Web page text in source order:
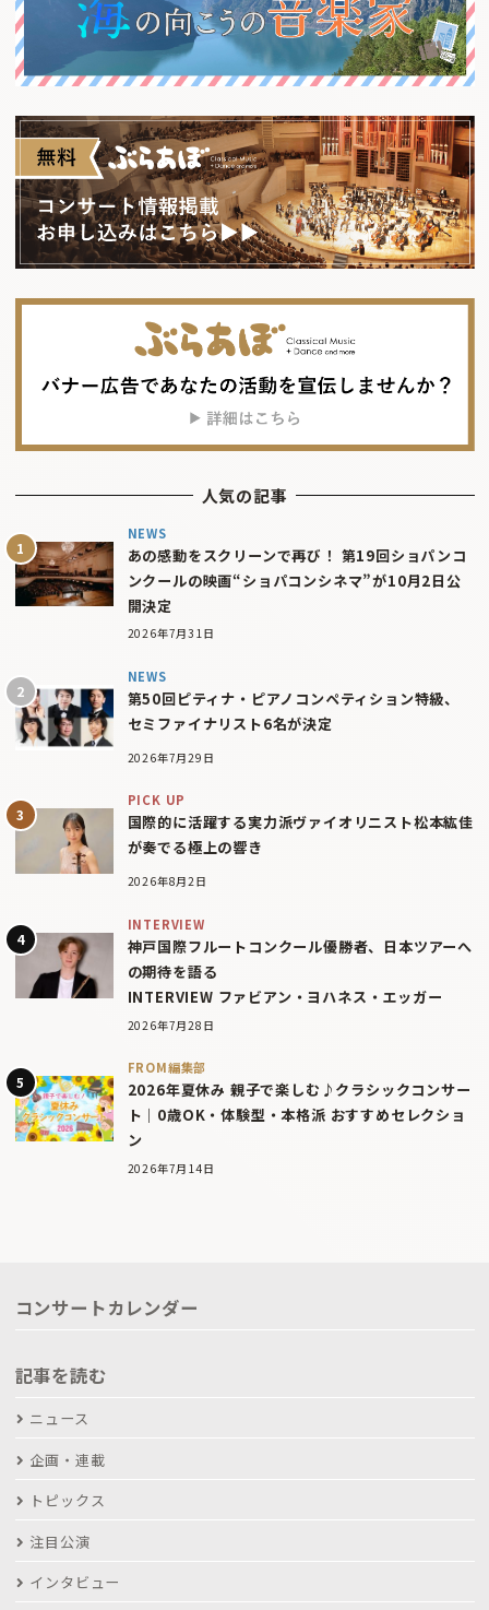
人気の記事
NEWS
あの感動をスクリーンで再び！ 第19回ショパンコ
ンクールの映画“ショパコンシネマ”が10月2日公
開決定
2026年7月31日
NEWS
第50回ピティナ・ピアノコンペティション特級、
セミファイナリスト6名が決定
2026年7月29日
PICK UP
国際的に活躍する実力派ヴァイオリニスト松本紘佳
が奏でる極上の響き
2026年8月2日
INTERVIEW
神戸国際フルートコンクール優勝者、日本ツアーへ
の期待を語る
INTERVIEW ファビアン・ヨハネス・エッガー
2026年7月28日
FROM編集部
2026年夏休み 親子で楽しむ♪クラシックコンサー
ト｜0歳OK・体験型・本格派 おすすめセレクショ
ン
2026年7月14日
コンサートカレンダー
記事を読む
ニュース
企画・連載
トピックス
注目公演
インタビュー